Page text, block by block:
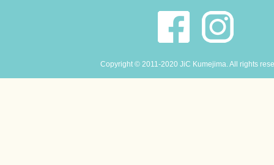
Copyright © 2011-2020 JiC Kumejima. All rights